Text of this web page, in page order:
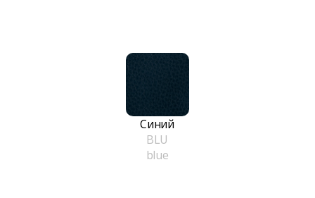
Синий
BLU
blue